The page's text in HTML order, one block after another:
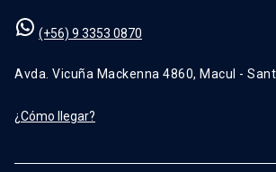
(+56) 9 3353 0870
Avda. Vicuña Mackenna 4860, Macul -
¿Cómo llegar?